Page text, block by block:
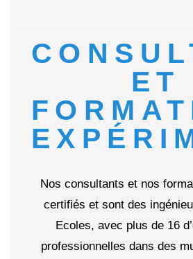
ET
Nos consultants et nos
certifiés et sont des
Ecoles, avec plus de 16
professionnelles dans des